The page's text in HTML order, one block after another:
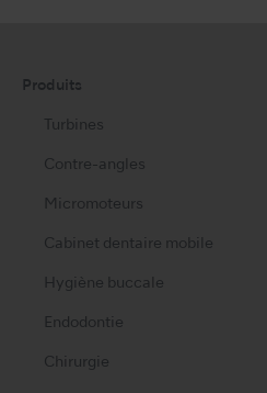
Produits
Turbines
Contre-angles
Micromoteurs
Cabinet dentaire mobile
Hygiène buccale
Endodontie
Chirurgie